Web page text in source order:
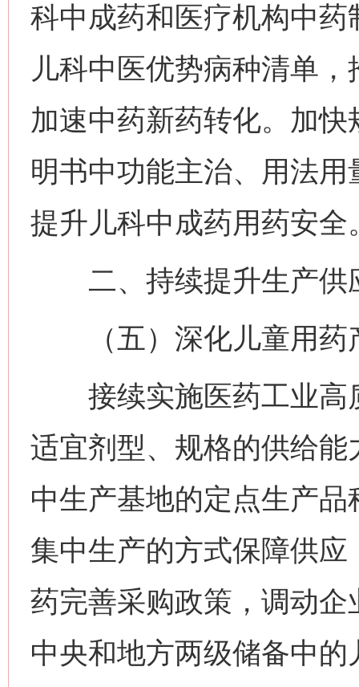
科中成药和医疗机构中
儿科中医优势病种清单
加速中药新药转化。加
明书中功能主治、用法
提升儿科中成药用药安全
二、持续提升生产供
（五）深化儿童用药
接续实施医药工业高
适宜剂型、规格的供给
中生产基地的定点生产
集中生产的方式保障供
药完善采购政策，调动
中央和地方两级储备中